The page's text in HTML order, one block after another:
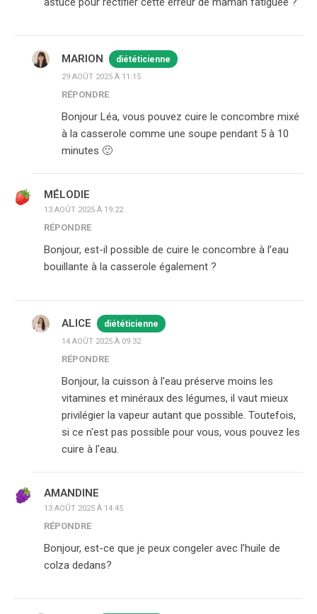
MARION diététicienne
29 AOÛT 2025 À 11:15
RÉPONDRE
Bonjour Léa, vous pouvez cuire le concombre mixé
à la casserole comme une soupe pendant 5 à 10
minutes 🙂
MÉLODIE
13 AOÛT 2025 À 19:22
RÉPONDRE
Bonjour, est-il possible de cuire le concombre à l’eau
bouillante à la casserole également ?
ALICE diététicienne
14 AOÛT 2025 À 09:32
RÉPONDRE
Bonjour, la cuisson à l'eau préserve moins les
vitamines et minéraux des légumes, il vaut mieux
privilégier la vapeur autant que possible. Toutefois,
si ce n'est pas possible pour vous, vous pouvez les
cuire à l'eau.
AMANDINE
13 AOÛT 2025 À 14:45
RÉPONDRE
Bonjour, est-ce que je peux congeler avec l’huile de
colza dedans?